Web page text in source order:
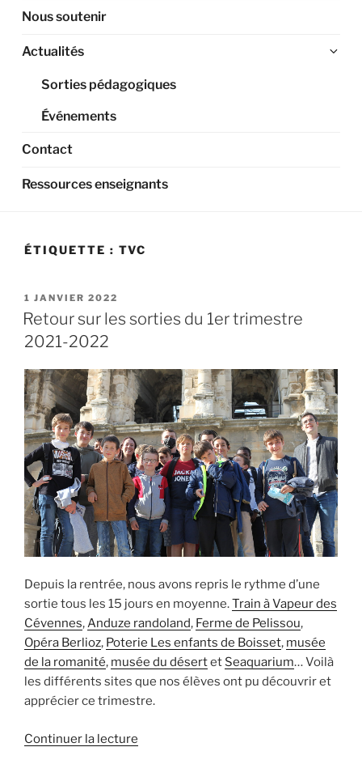
Nous soutenir
Actualités
Sorties pédagogiques
Événements
Contact
Ressources enseignants
ÉTIQUETTE : TVC
PUBLIÉ
LE
1 JANVIER 2022
Retour sur les sorties du 1er trimestre
2021-2022
Depuis la rentrée, nous avons repris le rythme d’une
sortie tous les 15 jours en moyenne.Train à Vapeur des
Cévennes,Anduze randoland, Ferme de Pelissou,
Opéra Berlioz, Poterie Les enfants de Boisset, musée
de la romanité, musée du désertet Seaquarium… Voilà
les différents sites que nos élèves ont pu découvrir et
apprécier ce trimestre.
Continuer la lecture